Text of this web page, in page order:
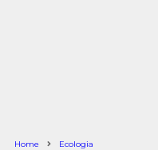
Home Ecologia